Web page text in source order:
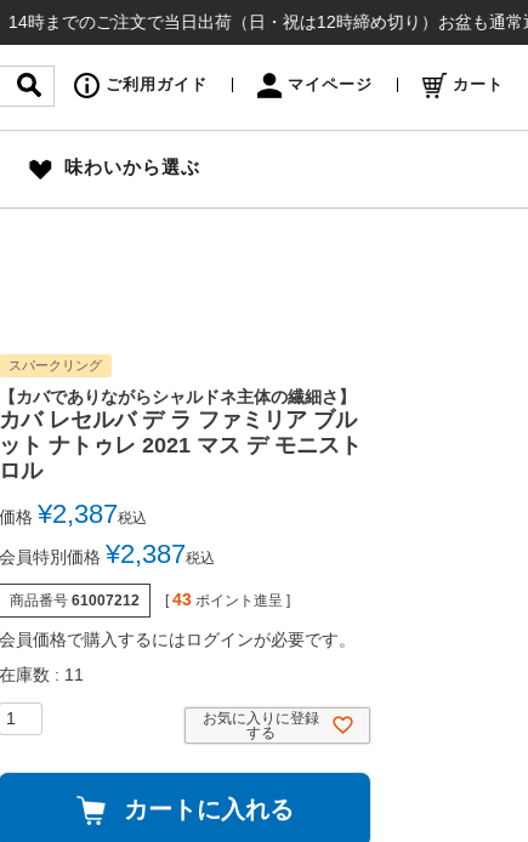
のご注文で当日出荷（日・祝は12時締め切り）お盆も通常通り出
ご利用ガイド マイページ カート
味わいから選ぶ
スパークリング
【カバでありながらシャルドネ主体の繊細さ】
カバ レセルバ デ ラ ファミリア ブル
ット ナトゥレ 2021 マス デ モニスト
ロル
価格 ¥2,387税込
会員特別価格 ¥2,387税込
商品番号 61007212 [ 43 ポイント進呈 ]
会員価格で購入するにはログインが必要です。
在庫数
11
お気に入りに登録
する
カートに入れる